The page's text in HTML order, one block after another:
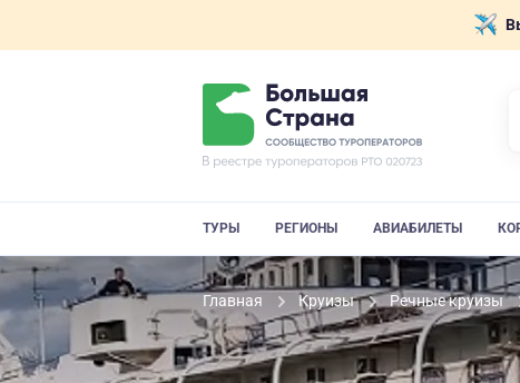
ТУРЫ РЕГИОНЫ АВИАБИЛЕТЫ
Главная Круизы Речные круизы